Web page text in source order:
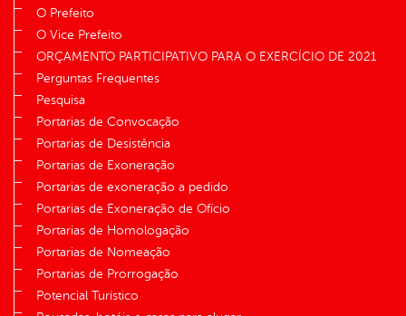
O Prefeito
O Vice Prefeito
ORÇAMENTO PARTICIPATIVO PARA O EXERCÍCIO DE 2021
Perguntas Frequentes
Pesquisa
Portarias de Convocação
Portarias de Desistência
Portarias de Exoneração
Portarias de exoneração a pedido
Portarias de Exoneração de Ofício
Portarias de Homologação
Portarias de Nomeação
Portarias de Prorrogação
Potencial Turístico